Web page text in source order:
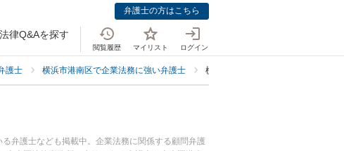
弁護士の方はこちら
法律Q&Aを探す
閲覧履歴 マイリスト ログイン
護士 横浜市港南区で企業法務に強い弁護士 横浜市港南区でスタートアップ・新
弁護士なども掲載中。企業法務に関係する顧問弁護